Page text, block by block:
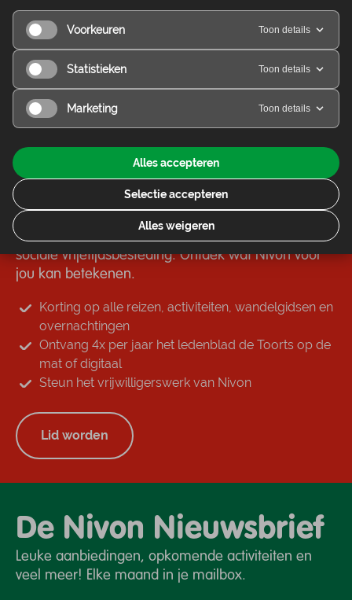
Pelgrimspad deel 1
Vanaf
€ 19,85
Lid worden
Nivon is een open vereniging voor groene en
sociale vrijetijdsbesteding. Ontdek wat Nivon voor
jou kan betekenen.
Korting op alle reizen, activiteiten, wandelgidsen en
overnachtingen
Ontvang 4x per jaar het ledenblad de Toorts op de
mat of digitaal
Steun het vrijwilligerswerk van Nivon
Lid worden
De Nivon Nieuwsbrief
Leuke aanbiedingen, opkomende activiteiten en
veel meer! Elke maand in je mailbox.
Voorkeuren Toon details
Statistieken Toon details
Marketing Toon details
Alles accepteren
Selectie accepteren
Alles weigeren